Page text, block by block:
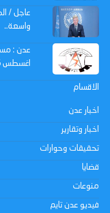
عاجل /
واسعة..
اغسطس 2026م..
الاقسام
اخبار عدن
اخبار وتقارير
تحقيقات وحوارات
قضايا
منوعات
فيديو عدن تايم